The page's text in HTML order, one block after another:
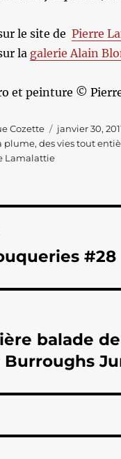
le site dePierre
la galerie Alain
et peinture ©
Cozette
Publié
le
janvier 30,
plume,des vies tout
Lamalattie
#28
balade